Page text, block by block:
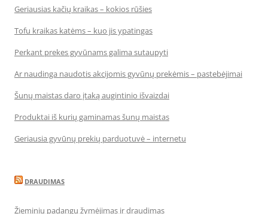
Geriausias kačių kraikas – kokios rūšies
Tofu kraikas katėms – kuo jis ypatingas
Perkant prekes gyvūnams galima sutaupyti
Ar naudinga naudotis akcijomis gyvūnų prekėmis – pastebėjimai
Šunų maistas daro įtaką augintinio išvaizdai
Produktai iš kurių gaminamas šunų maistas
Geriausia gyvūnų prekių parduotuvė – internetu
DRAUDIMAS
Žieminių padangų žymėjimas ir draudimas